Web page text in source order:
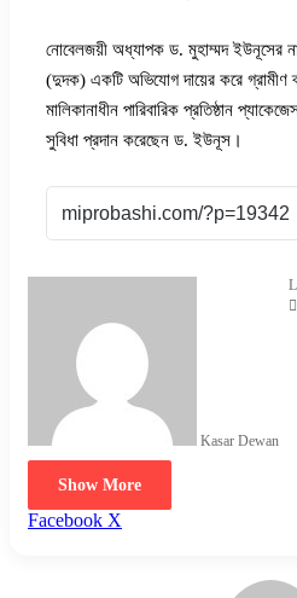
নোবেলজয়ী অধ্যাপক ড. মুহাম্মদ ইউনূসের
(দুদক) একটি অভিযোগ দায়ের করে গ্রামীণ
মালিকানাধীন পারিবারিক প্রতিষ্ঠান
সুবিধা প্রদান করেছেন ড. ইউনূস।
Kasar Dewan
Show More
Facebook X